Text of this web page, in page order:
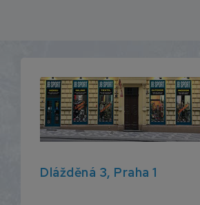
Dlážděná 3, Praha 1